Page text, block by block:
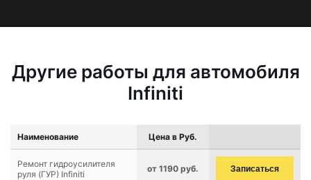
Другие работы для автомобиля
Infiniti
Наименование Цена в Руб.
Ремонт гидроусилителя
руля (ГУР) Infiniti
от 1190 руб. Записаться